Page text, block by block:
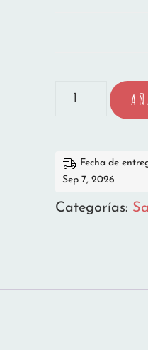
ALMOHADA
GALLETAS
Fecha de
Sep 7, 2026
Categorías: